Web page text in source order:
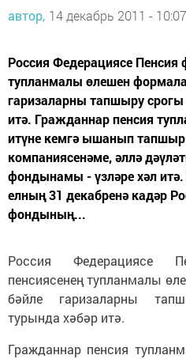
автор, 14 декабрь 2011 - 10:07
Россия Федерациясе Пенсия
тупланмалы өлешен
гаризаларны тапшыру
итә. Гражданнар пенсия
итүне кемгә ышанып
компаниясенәме, әллә
фондынамы - үзләре хәл
елның 31 декабренә кадәр
фондының...
Россия Федерациясе
пенсиясенең тупланмалы
бәйле гаризаларны
турында хәбәр итә.
Гражданнар пенсия